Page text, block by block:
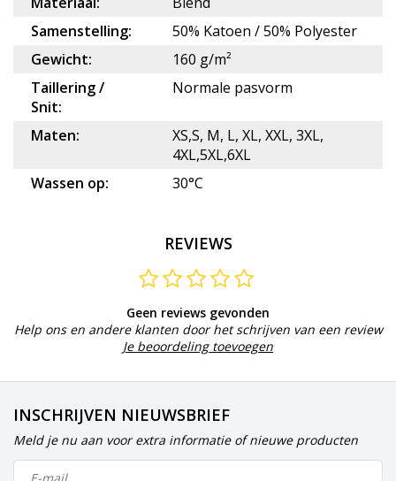
Samenstelling:
50% Katoen / 50% Polyester
Gewicht:
160 g/m²
Taillering /
Snit:
Normale pasvorm
Maten:
XS,S, M, L, XL, XXL, 3XL,
4XL,5XL,6XL
Wassen op:
30°C
REVIEWS
Geen reviews gevonden
Help ons en andere klanten door het schrijven van een review
Je beoordeling toevoegen
INSCHRIJVEN NIEUWSBRIEF
Meld je nu aan voor extra informatie of nieuwe producten